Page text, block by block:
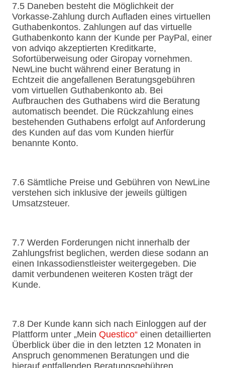
7.5 Daneben besteht die Möglichkeit der
Vorkasse-Zahlung durch Aufladen eines virtuellen
Guthabenkontos. Zahlungen auf das virtuelle
Guthabenkonto kann der Kunde per PayPal, einer
von adviqo akzeptierten Kreditkarte,
Sofortüberweisung oder Giropay vornehmen.
NewLine bucht während einer Beratung in
Echtzeit die angefallenen Beratungsgebühren
vom virtuellen Guthabenkonto ab. Bei
Aufbrauchen des Guthabens wird die Beratung
automatisch beendet. Die Rückzahlung eines
bestehenden Guthabens erfolgt auf Anforderung
des Kunden auf das vom Kunden hierfür
benannte Konto.
7.6 Sämtliche Preise und Gebühren von NewLine
verstehen sich inklusive der jeweils gültigen
Umsatzsteuer.
7.7 Werden Forderungen nicht innerhalb der
Zahlungsfrist beglichen, werden diese sodann an
einen Inkassodienstleister weitergegeben. Die
damit verbundenen weiteren Kosten trägt der
Kunde.
7.8 Der Kunde kann sich nach Einloggen auf der
Plattform unter „Mein Questico“ einen detaillierten
Überblick über die in den letzten 12 Monaten in
Anspruch genommenen Beratungen und die
hierauf entfallenden Beratungsgebühren